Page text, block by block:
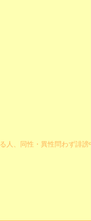
人、同性・異性問わず誹